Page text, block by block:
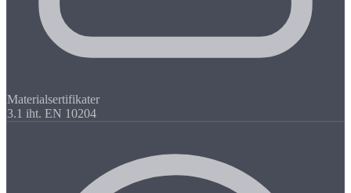
Materialsertifikater
3.1 iht. EN 10204